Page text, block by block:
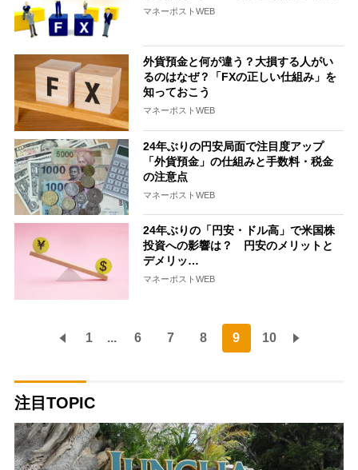
マネーポストWEB
外貨預金と何が違う？大損する人がい
るのはなぜ？「FXの正しい仕組み」を
知っておこう
マネーポストWEB
24年ぶりの円安局面で注目度アップ
「外貨預金」の仕組みと手数料・税金
の注意点
マネーポストWEB
24年ぶりの「円安・ドル高」で米国株
投資への影響は？ 円安のメリットと
デメリッ…
マネーポストWEB
1 ... 6 7 8 9 10
注目TOPIC